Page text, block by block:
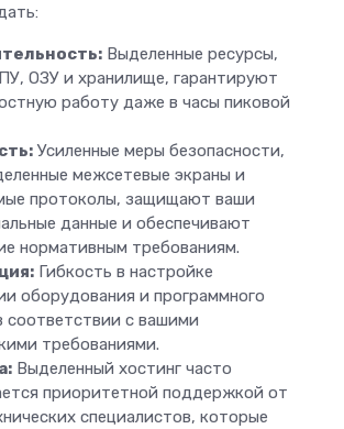
Выделенные ресурсы,
ОЗУ и хранилище, гарантируют
работу даже в часы пиковой
Усиленные меры безопасности,
межсетевые экраны и
протоколы, защищают ваши
данные и обеспечивают
нормативным требованиям.
Гибкость в настройке
оборудования и программного
соответствии с вашими
требованиями.
Выделенный хостинг часто
приоритетной поддержкой от
специалистов, которые